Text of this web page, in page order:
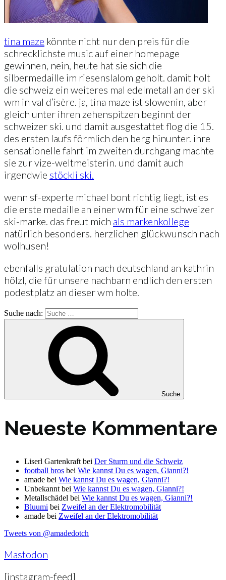
tina maze könnte nicht nur den preis für die
schrecklichste music auf einer homepage
gewinnen, nein, heute hat sie sich die
silbermedaille im riesenslalom geholt. damit holt
die schweiz ein weiteres mal edelmetall an der ski
wm in val d’isère. ja, tina maze ist slowenin, aber
gleich unter ihren zehenspitzen beginnt der
schweizer ski. und damit ausgestattet flog die 15.
des ersten laufs förmlich den berg hinunter. ihre
sensationelle fahrt im zweiten durchgang machte
sie zur vize-weltmeisterin. und damit auch
irgendwie stöckli ski.
wenn sf-experte michael bont richtig liegt, ist es
die erste medaille an einer wm für eine schweizer
ski-marke. das freut mich als markenkollege
natürlich besonders. herzlichen glückwunsch nach
wolhusen!
ebenfalls gratulation nach deutschland an kathrin
hölzl, die für unsere nachbarn endlich den ersten
podestplatz an dieser wm holte.
Suche nach:
Suche
Neueste Kommentare
Liserl Gartenkraft bei Der Sturm und die Schweiz
football bros bei Wie kannst Du es wagen, Gianni?!
amade bei Wie kannst Du es wagen, Gianni?!
Unbekannt bei Wie kannst Du es wagen, Gianni?!
Metallschädel bei Wie kannst Du es wagen, Gianni?!
Bluumi bei Zweifel an der Elektromobilität
amade bei Zweifel an der Elektromobilität
Tweets von @amadedotch
Mastodon
[instagram-feed]